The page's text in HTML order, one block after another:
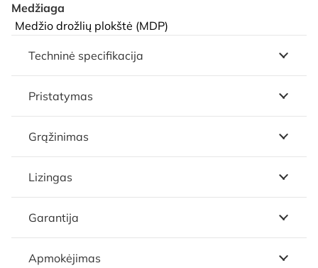
Medžiaga
Medžio drožlių plokštė (MDP)
Techninė specifikacija
Pristatymas
Grąžinimas
Lizingas
Garantija
Apmokėjimas